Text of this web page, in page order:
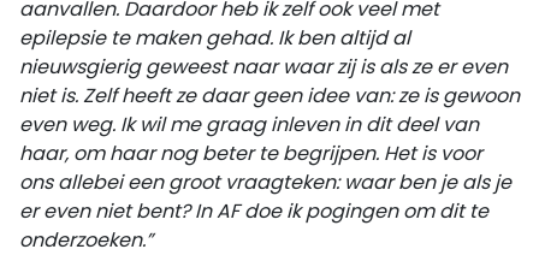
aanvallen. Daardoor heb ik zelf ook veel met
epilepsie te maken gehad. Ik ben altijd al
nieuwsgierig geweest naar waar zij is als ze er even
niet is. Zelf heeft ze daar geen idee van: ze is gewoon
even weg. Ik wil me graag inleven in dit deel van
haar, om haar nog beter te begrijpen. Het is voor
ons allebei een groot vraagteken: waar ben je als je
er even niet bent? In AF doe ik pogingen om dit te
onderzoeken.”